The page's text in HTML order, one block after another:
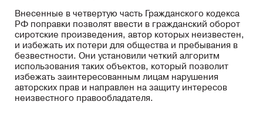
Внесенные в четвертую часть Гражданского кодекса
РФ поправки позволят ввести в гражданский оборот
сиротские произведения, автор которых неизвестен,
и избежать их потери для общества и пребывания в
безвестности. Они установили четкий алгоритм
использования таких объектов, который позволит
избежать заинтересованным лицам нарушения
авторских прав и направлен на защиту интересов
неизвестного правообладателя.